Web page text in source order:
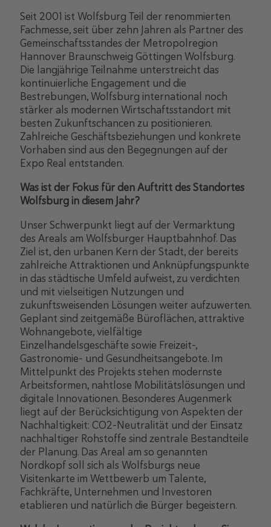
Seit 2001 ist Wolfsburg Teil der renommierten
Fachmesse, seit über zehn Jahren als Partner des
Gemeinschaftsstandes der Metropolregion
Hannover Braunschweig Göttingen Wolfsburg.
Die langjährige Teilnahme unterstreicht das
kontinuierliche Engagement und die
Bestrebungen, Wolfsburg international noch
stärker als modernen Wirtschaftsstandort mit
besten Zukunftschancen zu positionieren.
Zahlreiche Geschäftsbeziehungen und konkrete
Vorhaben sind aus den Begegnungen auf der
Expo Real entstanden.
Was ist der Fokus für den Auftritt des Standortes
Wolfsburg in diesem Jahr?
Unser Schwerpunkt liegt auf der Vermarktung
des Areals am Wolfsburger Hauptbahnhof. Das
Ziel ist, den urbanen Kern der Stadt, der bereits
zahlreiche Attraktionen und Anknüpfungspunkte
in das städtische Umfeld aufweist, zu verdichten
und mit vielseitigen Nutzungen und
zukunftsweisenden Lösungen weiter aufzuwerten.
Geplant sind zeitgemäße Büroflächen, attraktive
Wohnangebote, vielfältige
Einzelhandelsgeschäfte sowie Freizeit-,
Gastronomie- und Gesundheitsangebote. Im
Mittelpunkt des Projekts stehen modernste
Arbeitsformen, nahtlose Mobilitätslösungen und
digitale Innovationen. Besonderes Augenmerk
liegt auf der Berücksichtigung von Aspekten der
Nachhaltigkeit: CO2-Neutralität und der Einsatz
nachhaltiger Rohstoffe sind zentrale Bestandteile
der Planung. Das Areal am so genannten
Nordkopf soll sich als Wolfsburgs neue
Visitenkarte im Wettbewerb um Talente,
Fachkräfte, Unternehmen und Investoren
etablieren und natürlich die Bürger begeistern.